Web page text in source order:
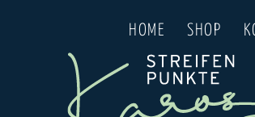
HOME SHOP